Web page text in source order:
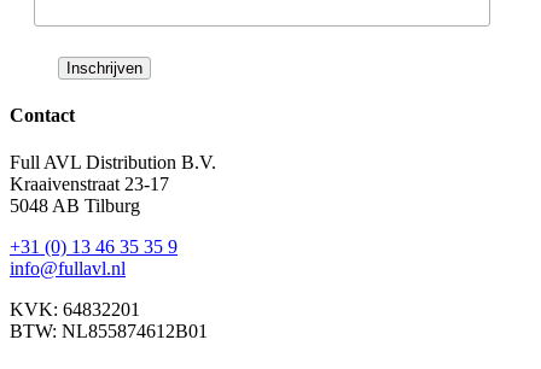
Contact
Full AVL Distribution B.V.
Kraaivenstraat 23-17
5048 AB Tilburg
+31 (0) 13 46 35 35 9
info@fullavl.nl
KVK: 64832201
BTW: NL855874612B01